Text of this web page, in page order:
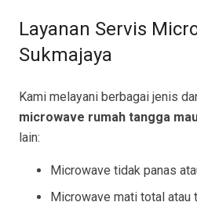
Layanan Servis
Sukmajaya
Kami melayani berbagai jenis
microwave rumah tangga
lain:
Microwave tidak panas
Microwave mati total atau